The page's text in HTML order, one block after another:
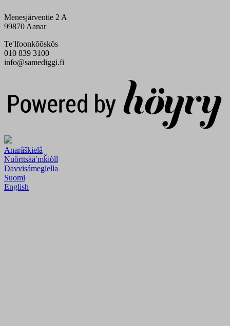
Menesjärventie 2 A
99870 Aanar
Teʹlfoonkõõskõs
010 839 3100
info@samediggi.fi
Anarâškielâ
Nuõrttsääʹmǩiõll
Davvisámegiella
Suomi
English